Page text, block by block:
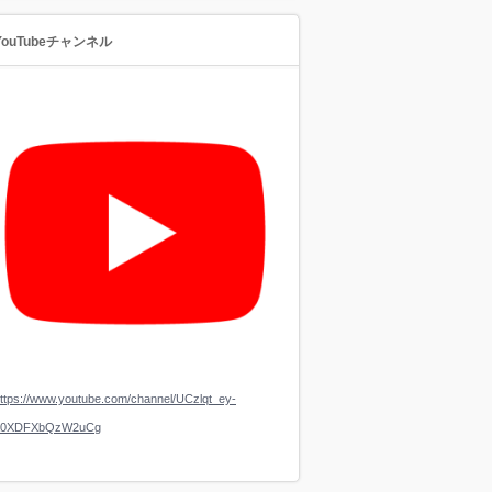
チャンネル
www.youtube.com/channel/UCzlqt_ey-